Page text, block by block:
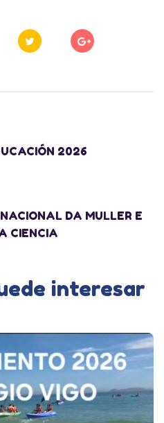
2026
DA MULLER E
CIENCIA
interesar